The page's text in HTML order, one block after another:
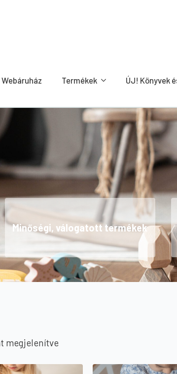
Webáruház Termékek ÚJ! Könyvek
Minőségi, válogatott termékek
megjelenítve
price: